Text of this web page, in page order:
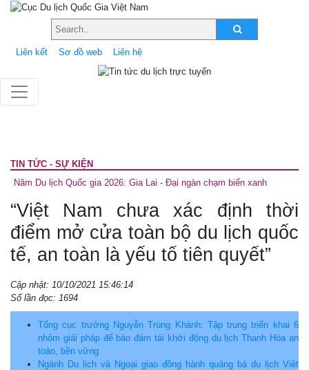
Liên kết Sơ đồ web Liên hệ
TIN TỨC - SỰ KIỆN
Năm Du lịch Quốc gia 2026: Gia Lai - Đại ngàn chạm biển xanh
“Việt Nam chưa xác định thời
điểm mở cửa toàn bộ du lịch quốc
tế, an toàn là yếu tố tiên quyết”
Cập nhật: 10/10/2021 15:46:14
Số lần đọc: 1694
Tổng cục trưởng Nguyễn Trùng Khánh: Tập trung triển khai 6
nhóm giải pháp để bảo đảm tái khởi động du lịch Thanh Hóa an
toàn, bền vững
Ngành Du lịch và Ngoại giao đồng hành quảng bá du lịch Việt